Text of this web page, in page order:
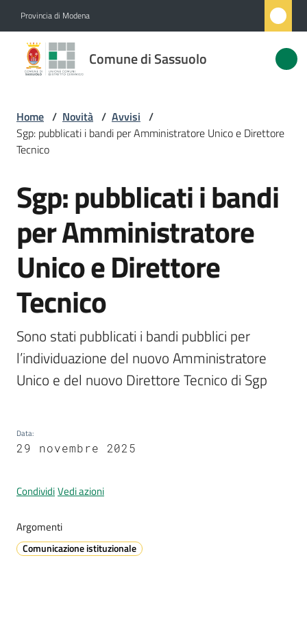
Provincia di Modena
Comune di Sassuolo
Comune
di
Amministrazione
Novità
Menu selezionato
Vivere
Sassuolo
A
l
r
t
e
e
o
Home / Novità / Avvisi /
Sgp: pubblicati i bandi per Amministratore Unico e Direttore
Tecnico
Salta al contenuto
Sgp: pubblicati i bandi
per Amministratore
Unico e Direttore
Tecnico
Sono stati pubblicati i bandi pubblici per
l’individuazione del nuovo Amministratore
Unico e del nuovo Direttore Tecnico di Sgp
Data:
29 novembre 2025
CondividiVedi azioni
Argomenti
Comunicazione istituzionale